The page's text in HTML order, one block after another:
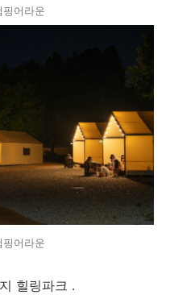
어라운
어라운
힐링파크 .